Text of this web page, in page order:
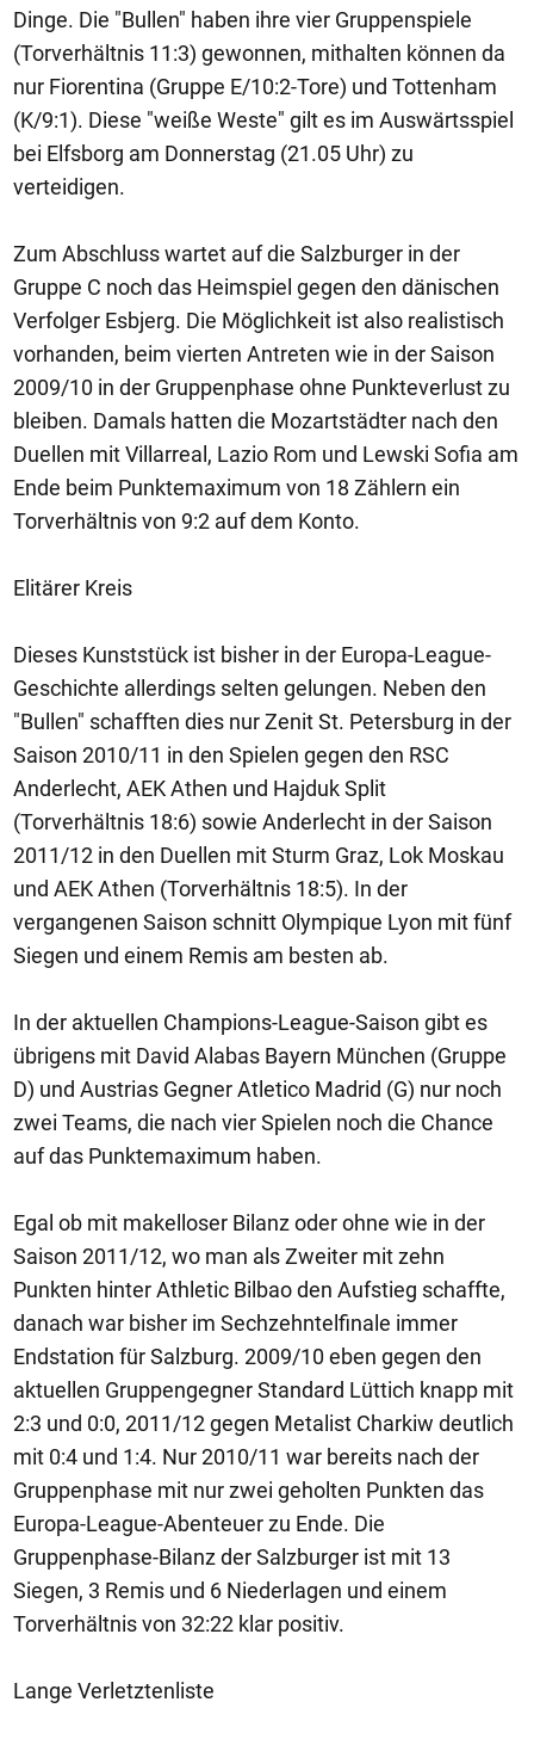
Dinge. Die "Bullen" haben ihre vier Gruppenspiele
(Torverhältnis 11:3) gewonnen, mithalten können da
nur Fiorentina (Gruppe E/10:2-Tore) und Tottenham
(K/9:1). Diese "weiße Weste" gilt es im Auswärtsspiel
bei Elfsborg am Donnerstag (21.05 Uhr) zu
verteidigen.
Zum Abschluss wartet auf die Salzburger in der
Gruppe C noch das Heimspiel gegen den dänischen
Verfolger Esbjerg. Die Möglichkeit ist also realistisch
vorhanden, beim vierten Antreten wie in der Saison
2009/10 in der Gruppenphase ohne Punkteverlust zu
bleiben. Damals hatten die Mozartstädter nach den
Duellen mit Villarreal, Lazio Rom und Lewski Sofia am
Ende beim Punktemaximum von 18 Zählern ein
Torverhältnis von 9:2 auf dem Konto.
Elitärer Kreis
Dieses Kunststück ist bisher in der Europa-League-
Geschichte allerdings selten gelungen. Neben den
"Bullen" schafften dies nur Zenit St. Petersburg in der
Saison 2010/11 in den Spielen gegen den RSC
Anderlecht, AEK Athen und Hajduk Split
(Torverhältnis 18:6) sowie Anderlecht in der Saison
2011/12 in den Duellen mit Sturm Graz, Lok Moskau
und AEK Athen (Torverhältnis 18:5). In der
vergangenen Saison schnitt Olympique Lyon mit fünf
Siegen und einem Remis am besten ab.
In der aktuellen Champions-League-Saison gibt es
übrigens mit David Alabas Bayern München (Gruppe
D) und Austrias Gegner Atletico Madrid (G) nur noch
zwei Teams, die nach vier Spielen noch die Chance
auf das Punktemaximum haben.
Egal ob mit makelloser Bilanz oder ohne wie in der
Saison 2011/12, wo man als Zweiter mit zehn
Punkten hinter Athletic Bilbao den Aufstieg schaffte,
danach war bisher im Sechzehntelfinale immer
Endstation für Salzburg. 2009/10 eben gegen den
aktuellen Gruppengegner Standard Lüttich knapp mit
2:3 und 0:0, 2011/12 gegen Metalist Charkiw deutlich
mit 0:4 und 1:4. Nur 2010/11 war bereits nach der
Gruppenphase mit nur zwei geholten Punkten das
Europa-League-Abenteuer zu Ende. Die
Gruppenphase-Bilanz der Salzburger ist mit 13
Siegen, 3 Remis und 6 Niederlagen und einem
Torverhältnis von 32:22 klar positiv.
Lange Verletztenliste